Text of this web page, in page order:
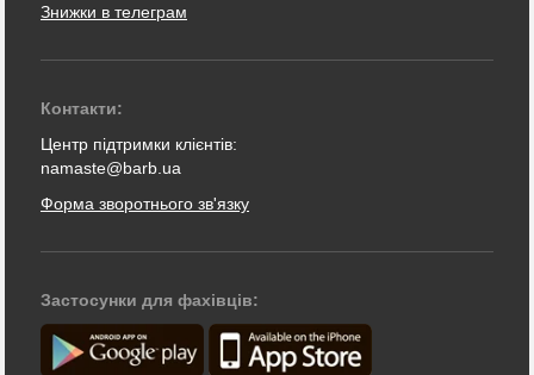
Знижки в телеграм
Контакти:
Центр підтримки клієнтів:
namaste@barb.ua
Форма зворотнього зв'язку
Застосунки для фахівців: